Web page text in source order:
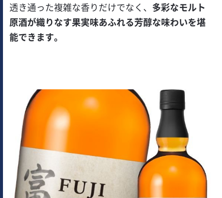
透き通った複雑な香りだけでなく、 多彩なモルト
原酒が織りなす果実味あふれる芳醇な味わいを堪
能できます。